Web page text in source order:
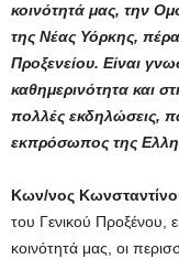
κοινότητά μας, την
της Νέας Υόρκης,
Προξενείου. Είναι
καθημερινότητα και
πολλές εκδηλώσεις,
εκπρόσωπος της
Κων/νος
του Γενικού Προξένου,
κοινότητά μας, οι